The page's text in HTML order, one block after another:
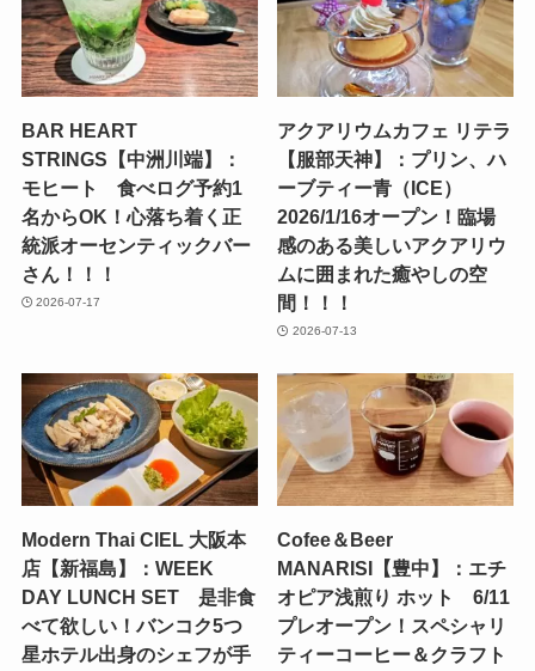
BAR HEART
STRINGS【中洲川端】：
モヒート 食べログ予約1
名からOK！心落ち着く正
統派オーセンティックバー
さん！！！
2026-07-17
アクアリウムカフェ リテラ
【服部天神】：プリン、ハ
ーブティー青（ICE）
2026/1/16オープン！臨場
感のある美しいアクアリウ
ムに囲まれた癒やしの空
間！！！
2026-07-13
Modern Thai CIEL 大阪本
店【新福島】：WEEK
DAY LUNCH SET 是非食
べて欲しい！バンコク5つ
星ホテル出身のシェフが手
Cofee＆Beer
MANARISI【豊中】：エチ
オピア浅煎り ホット 6/11
プレオープン！スペシャリ
ティーコーヒー＆クラフト